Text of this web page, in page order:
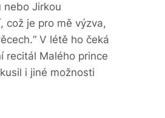
nebo Jirkou
což je pro mě výzva,
V létě ho čeká
recitál Malého prince
i jiné možnosti